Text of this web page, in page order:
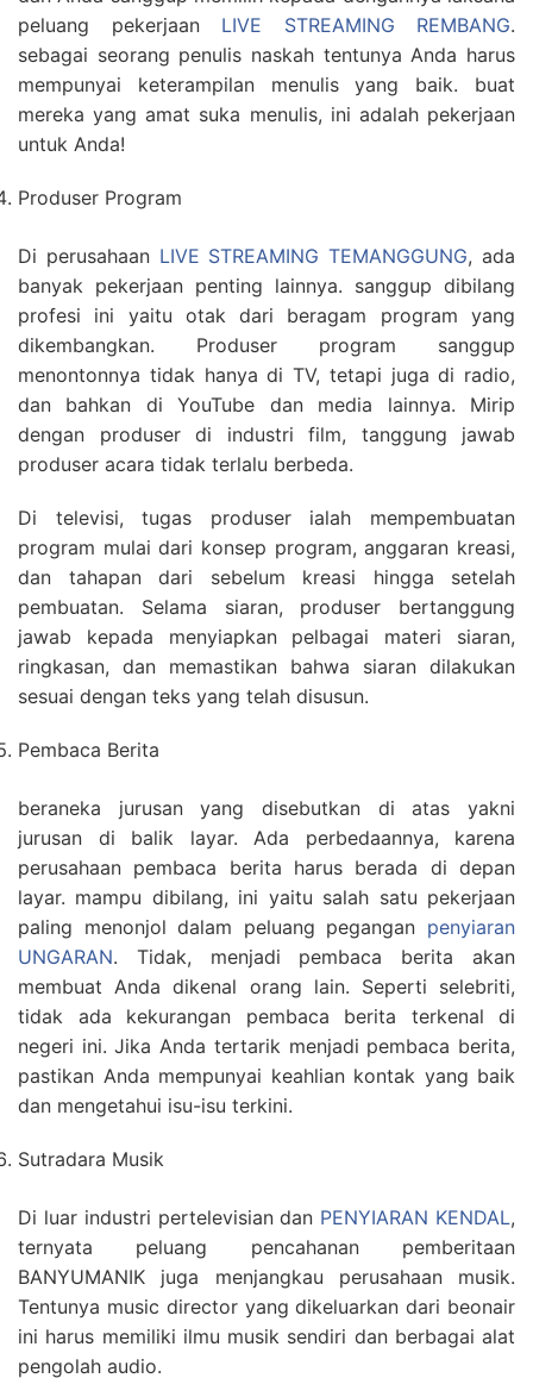
peluang pekerjaan LIVE STREAMING REMBANG.
sebagai seorang penulis naskah tentunya Anda harus
mempunyai keterampilan menulis yang baik. buat
mereka yang amat suka menulis, ini adalah pekerjaan
untuk Anda!
Produser Program
Di perusahaan LIVE STREAMING TEMANGGUNG, ada
banyak pekerjaan penting lainnya. sanggup dibilang
profesi ini yaitu otak dari beragam program yang
dikembangkan. Produser program sanggup
menontonnya tidak hanya di TV, tetapi juga di radio,
dan bahkan di YouTube dan media lainnya. Mirip
dengan produser di industri film, tanggung jawab
produser acara tidak terlalu berbeda.
Di televisi, tugas produser ialah mempembuatan
program mulai dari konsep program, anggaran kreasi,
dan tahapan dari sebelum kreasi hingga setelah
pembuatan. Selama siaran, produser bertanggung
jawab kepada menyiapkan pelbagai materi siaran,
ringkasan, dan memastikan bahwa siaran dilakukan
sesuai dengan teks yang telah disusun.
Pembaca Berita
beraneka jurusan yang disebutkan di atas yakni
jurusan di balik layar. Ada perbedaannya, karena
perusahaan pembaca berita harus berada di depan
layar. mampu dibilang, ini yaitu salah satu pekerjaan
paling menonjol dalam peluang pegangan penyiaran
UNGARAN. Tidak, menjadi pembaca berita akan
membuat Anda dikenal orang lain. Seperti selebriti,
tidak ada kekurangan pembaca berita terkenal di
negeri ini. Jika Anda tertarik menjadi pembaca berita,
pastikan Anda mempunyai keahlian kontak yang baik
dan mengetahui isu-isu terkini.
Sutradara Musik
Di luar industri pertelevisian dan PENYIARAN KENDAL,
ternyata peluang pencahanan pemberitaan
BANYUMANIK juga menjangkau perusahaan musik.
Tentunya music director yang dikeluarkan dari beonair
ini harus memiliki ilmu musik sendiri dan berbagai alat
pengolah audio.